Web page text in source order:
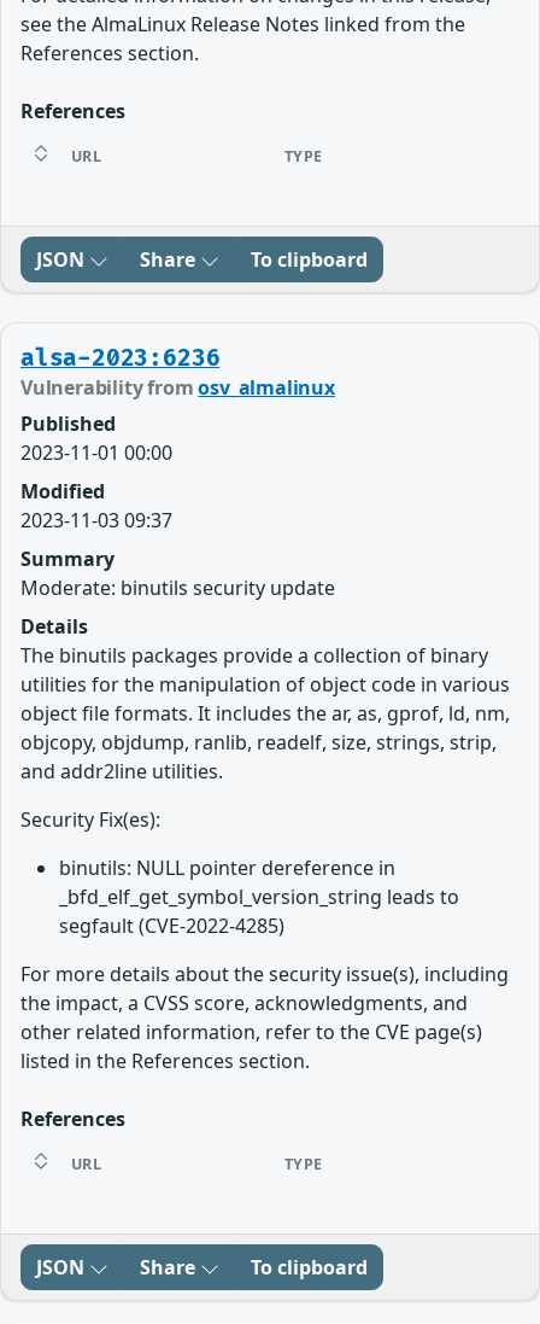
see the AlmaLinux Release Notes linked from the
References section.
References
URL TYPE
JSON Share To clipboard
alsa-2023:6236
Vulnerability fromosv_almalinux
Published
2023-11-01 00:00
Modified
2023-11-03 09:37
Summary
Moderate: binutils security update
Details
The binutils packages provide a collection of binary
utilities for the manipulation of object code in various
object file formats. It includes the ar, as, gprof, ld, nm,
objcopy, objdump, ranlib, readelf, size, strings, strip,
and addr2line utilities.
Security Fix(es):
binutils: NULL pointer dereference in
_bfd_elf_get_symbol_version_string leads to
segfault (CVE-2022-4285)
For more details about the security issue(s), including
the impact, a CVSS score, acknowledgments, and
other related information, refer to the CVE page(s)
listed in the References section.
References
URL TYPE
JSON Share To clipboard